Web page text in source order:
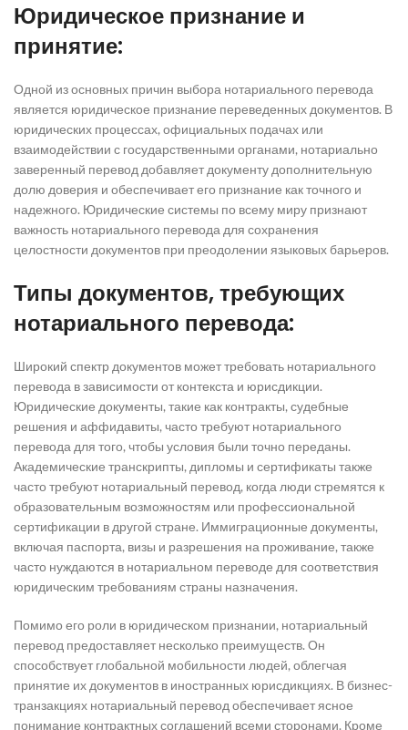
Юридическое признание и
принятие:
Одной из основных причин выбора нотариального перевода
является юридическое признание переведенных документов. В
юридических процессах, официальных подачах или
взаимодействии с государственными органами, нотариально
заверенный перевод добавляет документу дополнительную
долю доверия и обеспечивает его признание как точного и
надежного. Юридические системы по всему миру признают
важность нотариального перевода для сохранения
целостности документов при преодолении языковых барьеров.
Типы документов, требующих
нотариального перевода:
Широкий спектр документов может требовать нотариального
перевода в зависимости от контекста и юрисдикции.
Юридические документы, такие как контракты, судебные
решения и аффидавиты, часто требуют нотариального
перевода для того, чтобы условия были точно переданы.
Академические транскрипты, дипломы и сертификаты также
часто требуют нотариальный перевод, когда люди стремятся к
образовательным возможностям или профессиональной
сертификации в другой стране. Иммиграционные документы,
включая паспорта, визы и разрешения на проживание, также
часто нуждаются в нотариальном переводе для соответствия
юридическим требованиям страны назначения.
Помимо его роли в юридическом признании, нотариальный
перевод предоставляет несколько преимуществ. Он
способствует глобальной мобильности людей, облегчая
принятие их документов в иностранных юрисдикциях. В бизнес-
транзакциях нотариальный перевод обеспечивает ясное
понимание контрактных соглашений всеми сторонами. Кроме